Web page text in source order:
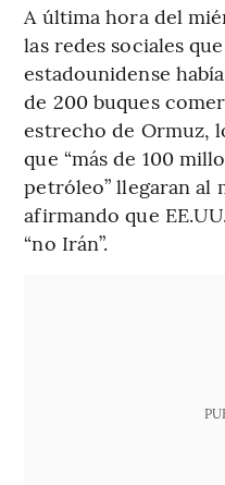
A última hora del
las redes sociales
estadounidense
de 200 buques
estrecho de Ormuz,
que “más de 100
petróleo” llegaran al
afirmando que
“no Irán”.